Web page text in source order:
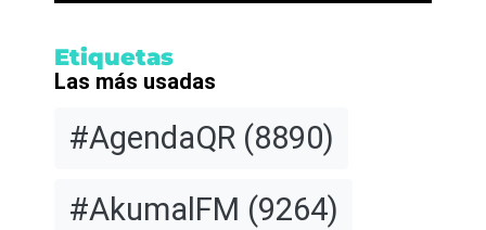
Etiquetas
Las más usadas
#AgendaQR (8890)
#AkumalFM (9264)